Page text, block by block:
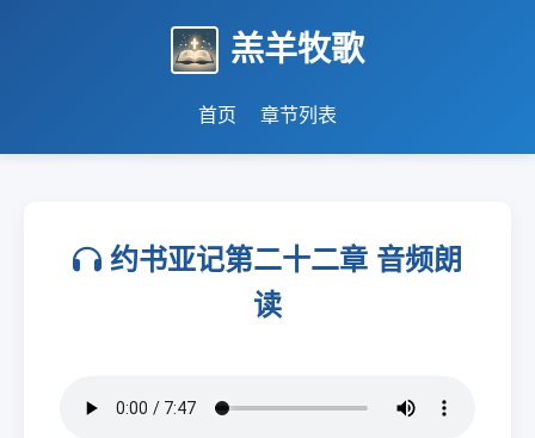
羔羊牧歌
首页 章节列表
约书亚记第二十二章 音频朗
读